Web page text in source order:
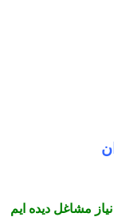
مشاغل دیده ایم